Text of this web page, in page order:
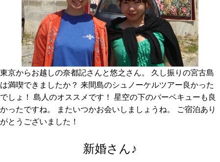
東京からお越しの奈都記さんと悠之さん。 久し振りの宮古島
は満喫できましたか？ 来間島のシュノーケルツアー良かった
でしょ！ 島人のオススメです！ 星空の下のバーベキューも良
かったですね。 またいつかお会いしましょうね。 ご宿泊あり
がとうございました！
新婚さん♪